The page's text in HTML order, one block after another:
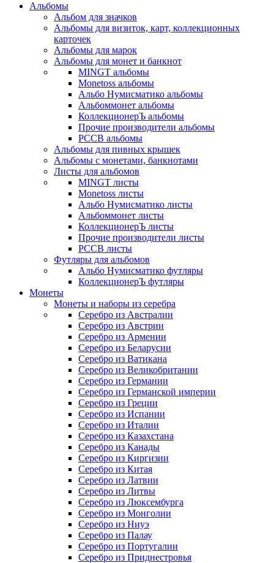
Альбомы
Альбом для значков
Альбомы для визиток, карт, коллекционных
карточек
Альбомы для марок
Альбомы для монет и банкнот
MINGT альбомы
Monetoss альбомы
Альбо Нумисматико альбомы
Альбоммонет альбомы
КоллекционерЪ альбомы
Прочие производители альбомы
РССВ альбомы
Альбомы для пивных крышек
Альбомы с монетами, банкнотами
Листы для альбомов
MINGT листы
Monetoss листы
Альбо Нумисматико листы
Альбоммонет листы
КоллекционерЪ листы
Прочие производители листы
РССВ листы
Футляры для альбомов
Альбо Нумисматико футляры
КоллекционерЪ футляры
Монеты
Монеты и наборы из серебра
Серебро из Австралии
Серебро из Австрии
Серебро из Армении
Серебро из Беларусии
Серебро из Ватикана
Серебро из Великобритании
Серебро из Германии
Серебро из Германской империи
Серебро из Греции
Серебро из Испании
Серебро из Италии
Серебро из Казахстана
Серебро из Канады
Серебро из Киргизии
Серебро из Китая
Серебро из Латвии
Серебро из Литвы
Серебро из Люксембурга
Серебро из Монголии
Серебро из Ниуэ
Серебро из Палау
Серебро из Португалии
Серебро из Приднестровья